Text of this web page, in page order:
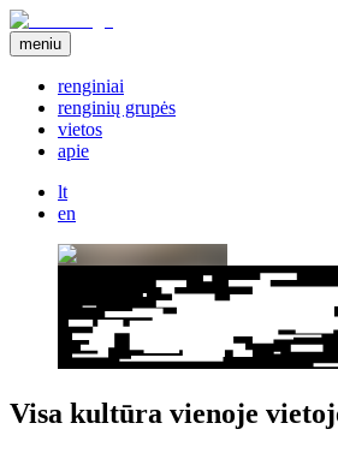
meniu
renginiai
renginių grupės
vietos
apie
lt
en
Visa kultūra vienoje